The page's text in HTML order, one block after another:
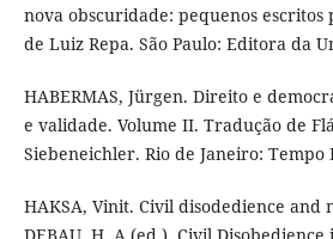
nova obscuridade: pequenos escritos
de Luiz Repa. São Paulo: Editora da
HABERMAS, Jürgen. Direito e
e validade. Volume II. Tradução de
Siebeneichler. Rio de Janeiro: Tempo
HAKSA, Vinit. Civil disodedience and